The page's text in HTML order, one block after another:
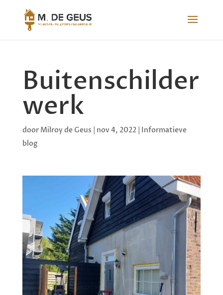
Buitenschilder
werk
door Milroy de Geus nov 4, 2022| Informatieve
blog